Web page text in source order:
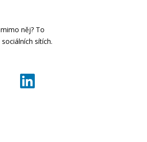
něj? To
sítích.